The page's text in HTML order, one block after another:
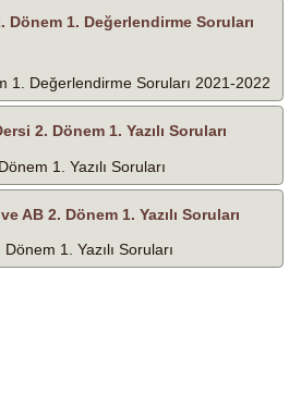
Dönem 1. Değerlendirme Soruları
1. Değerlendirme Soruları 2021-2022
2. Dönem 1. Yazılı Soruları
1. Yazılı Soruları
AB 2. Dönem 1. Yazılı Soruları
1. Yazılı Soruları